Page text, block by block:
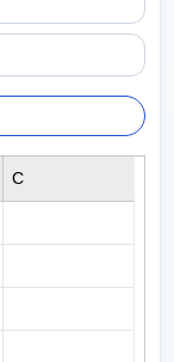
C